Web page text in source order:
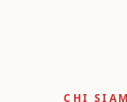
CHI